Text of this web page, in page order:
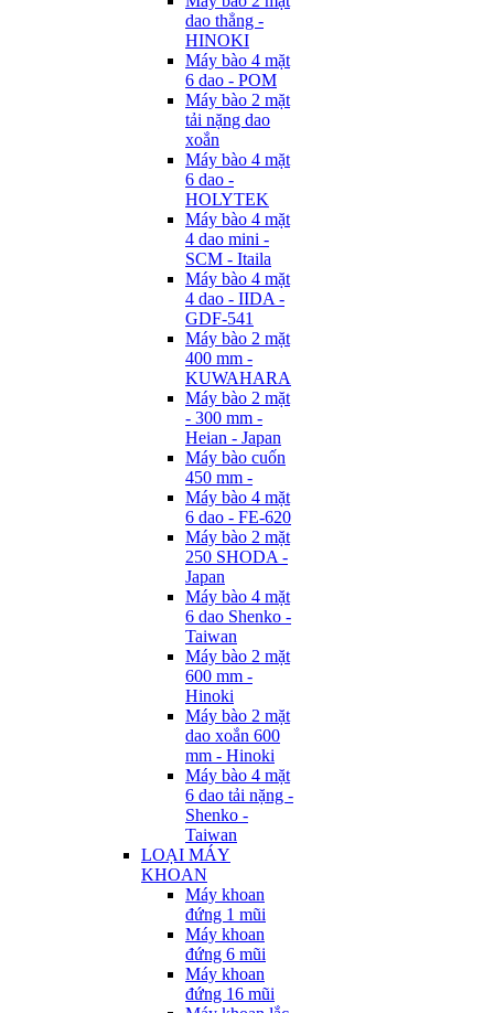
dao thẳng -
HINOKI
Máy bào 4 mặt
6 dao - POM
Máy bào 2 mặt
tải nặng dao
xoắn
Máy bào 4 mặt
6 dao -
HOLYTEK
Máy bào 4 mặt
4 dao mini -
SCM - Itaila
Máy bào 4 mặt
4 dao - IIDA -
GDF-541
Máy bào 2 mặt
400 mm -
KUWAHARA
Máy bào 2 mặt
- 300 mm -
Heian - Japan
Máy bào cuốn
450 mm -
Máy bào 4 mặt
6 dao - FE-620
Máy bào 2 mặt
250 SHODA -
Japan
Máy bào 4 mặt
6 dao Shenko -
Taiwan
Máy bào 2 mặt
600 mm -
Hinoki
Máy bào 2 mặt
dao xoắn 600
mm - Hinoki
Máy bào 4 mặt
6 dao tải nặng -
Shenko -
Taiwan
LOẠI MÁY
KHOAN
Máy khoan
đứng 1 mũi
Máy khoan
đứng 6 mũi
Máy khoan
đứng 16 mũi